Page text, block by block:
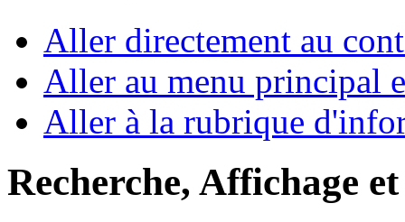
Aller directement au
Aller au menu principal
Aller à la rubrique
Recherche, Affichage